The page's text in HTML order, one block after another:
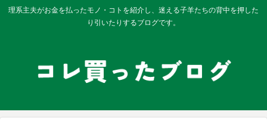
理系主夫がお金を払ったモノ・コトを紹介し、迷える子羊たちの背中を押した
り引いたりするブログです。